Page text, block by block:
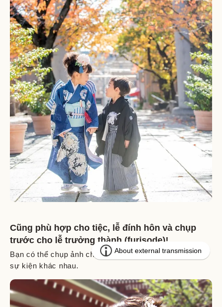
Cũng phù hợp cho tiệc, lễ đính hôn và chụp
trước cho lễ trưởng thành (furisode)!
Bạn có thể chụp ảnh chuyên nghiệp cho nhiều bối cảnh
sự kiện khác nhau.